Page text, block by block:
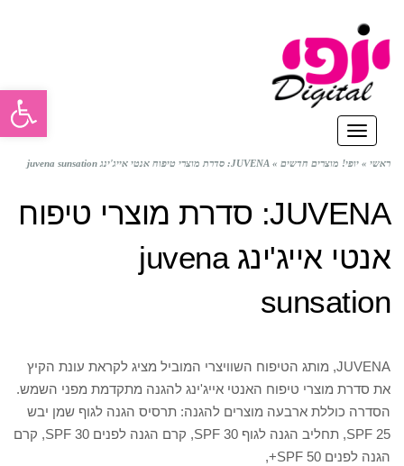
תפריט
ראשי » יופי! מוצרים חדשים » JUVENA: סדרת מוצרי טיפוח אנטי אייג'ינג juvena sunsation
JUVENA: סדרת מוצרי טיפוח
אנטי אייג'ינג juvena
sunsation
JUVENA, מותג הטיפוח השוויצרי המוביל מציג לקראת עונת הקיץ
את סדרת מוצרי טיפוח האנטי אייג'ינג להגנה מתקדמת מפני השמש.
הסדרה כוללת ארבעה מוצרים להגנה: תרסיס הגנה לגוף שמן יבש
SPF 25, תחליב הגנה לגוף SPF 30, קרם הגנה לפנים SPF 30, קרם
הגנה לפנים SPF 50+,
פתח